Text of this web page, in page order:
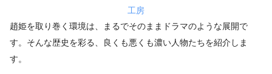
工房
趙姫を取り巻く環境は、まるでそのままドラマのような展開で
す。そんな歴史を彩る、良くも悪くも濃い人物たちを紹介しま
す。